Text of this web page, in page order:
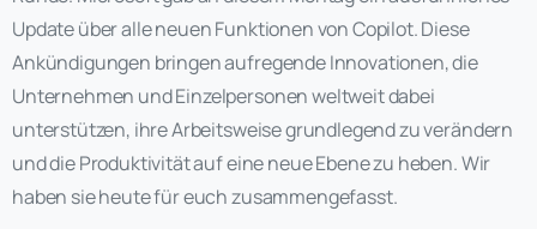
Update über alle neuen Funktionen von Copilot. Diese
Ankündigungen bringen aufregende Innovationen, die
Unternehmen und Einzelpersonen weltweit dabei
unterstützen, ihre Arbeitsweise grundlegend zu verändern
und die Produktivität auf eine neue Ebene zu heben. Wir
haben sie heute für euch zusammengefasst.